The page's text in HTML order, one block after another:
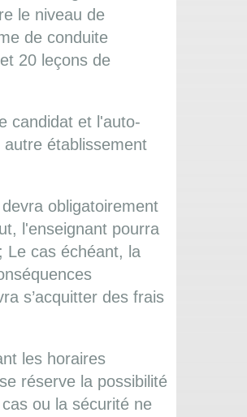
le niveau de
de conduite
20 leçons de
candidat et l'auto-
établissement
devra obligatoirement
l'enseignant pourra
Le cas échéant, la
s’acquitter des frais
les horaires
réserve la possibilité
ou la sécurité ne